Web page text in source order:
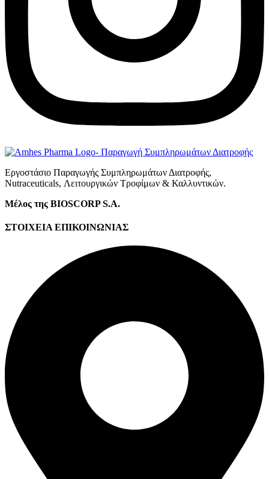
Εργοστάσιο Παραγωγής Συμπληρωμάτων Διατροφής,
Νutraceuticals, Λειτουργικών Τροφίμων & Καλλυντικών.
Μέλος της BIOSCORP S.A.
ΣΤΟΙΧΕΙΑ ΕΠΙΚΟΙΝΩΝΙΑΣ